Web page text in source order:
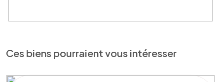
Ces biens pourraient vous intéresser